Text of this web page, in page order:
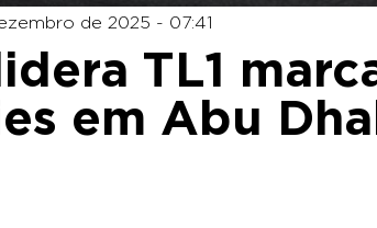
de 2025 - 07:41
TL1
em Abu